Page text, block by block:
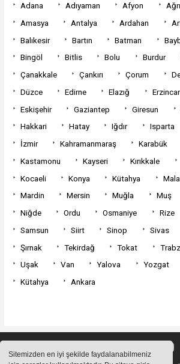
Sitemizden en iyi şekilde faydalanabilmeniz
Adana Adıyaman Afyon Ağrı
Amasya
Antalya Ardahan
Balıkesir
Bartın Batman
Bingöl
Bitlis Bolu Burdur
Çanakkale
Çankırı Çorum
Düzce
Edirne Elazığ
Eskişehir
Gaziantep Giresun
Hakkari
Hatay Iğdır Isparta
İzmir
Kahramanmaraş Karabük
Kastamonu
Kayseri Kırıkkale
Kocaeli
Konya Kütahya
Mardin
Mersin Muğla Muş
Niğde
Ordu Osmaniye Rize
Samsun
Siirt Sinop Sivas
Şırnak
Tekirdağ Tokat
Uşak
Van Yalova Yozgat
Kütahya
Ankara